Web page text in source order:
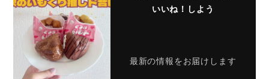
いいね！しよう
最新の情報をお届けします